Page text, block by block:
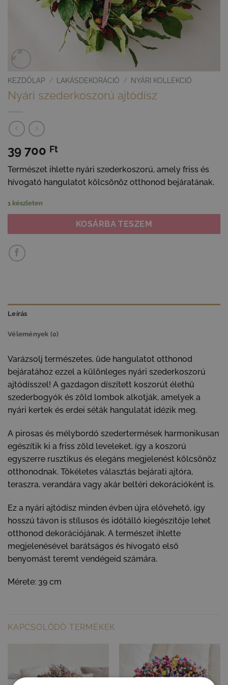
KEZDŐLAP / LAKÁSDEKORÁCIÓ / NYÁRI KOLLEKCIÓ
Nyári szederkoszorú ajtódísz
39 700 Ft
Természet ihlette nyári szederkoszorú, amely friss és
hívogató hangulatot kölcsönöz otthonod bejáratának.
1 készleten
KOSÁRBA TESZEM
Leírás
Vélemények (0)
Varázsolj természetes, üde hangulatot otthonod
bejáratához ezzel a különleges nyári szederkoszorú
ajtódísszel! A gazdagon díszített koszorút élethű
szederbogyók és zöld lombok alkotják, amelyek a
nyári kertek és erdei séták hangulatát idézik meg.
A pirosas és mélybordó szedertermések harmonikusan
egészítik ki a friss zöld leveleket, így a koszorú
egyszerre rusztikus és elegáns megjelenést kölcsönöz
otthonodnak. Tökéletes választás bejárati ajtóra,
teraszra, verandára vagy akár beltéri dekorációként is.
Ez a nyári ajtódísz minden évben újra elővehető, így
hosszú távon is stílusos és időtálló kiegészítője lehet
otthonod dekorációjának. A természet ihlette
megjelenésével barátságos és hívogató első
benyomást teremt vendégeid számára.
Mérete: 39 cm
KAPCSOLÓDÓ TERMÉKEK